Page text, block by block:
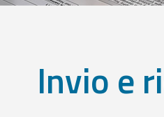
Invio e